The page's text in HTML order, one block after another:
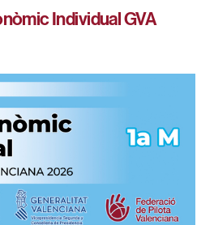
Individual GVA